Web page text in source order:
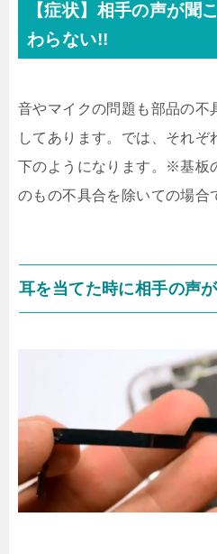
【症状】相手の声が聞
わらない!!
音やマイクの問題も部品の不
してあります。では、それぞ
下のようになります。※基板
のもの不具合を除いての場合
耳を当てた時に相手の声が